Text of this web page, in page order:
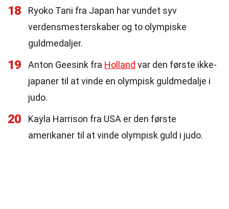
18
Ryoko Tani fra Japan har vundet syv
verdensmesterskaber og to olympiske
guldmedaljer.
19 Anton Geesink fra Holland var den første ikke-
japaner til at vinde en olympisk guldmedalje i
judo.
20
Kayla Harrison fra USA er den første
amerikaner til at vinde olympisk guld i judo.